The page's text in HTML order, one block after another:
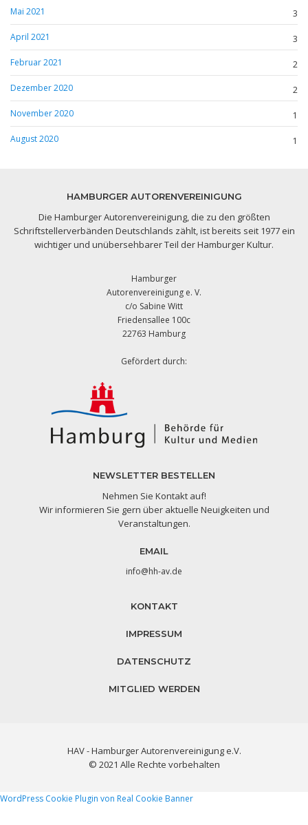
Mai 2021
3
April 2021
3
Februar 2021
2
Dezember 2020
2
November 2020
1
August 2020
1
HAMBURGER AUTORENVEREINIGUNG
Die Hamburger Autorenvereinigung, die zu den größten
Schriftstellerverbänden Deutschlands zählt, ist bereits seit 1977 ein
wichtiger und unübersehbarer Teil der Hamburger Kultur.
Hamburger
Autorenvereinigung e. V.
c/o Sabine Witt
Friedensallee 100c
22763 Hamburg
Gefördert durch:
NEWSLETTER BESTELLEN
Nehmen Sie Kontakt auf!
Wir informieren Sie gern über aktuelle Neuigkeiten und
Veranstaltungen.
EMAIL
info@hh-av.de
KONTAKT
IMPRESSUM
DATENSCHUTZ
MITGLIED WERDEN
HAV - Hamburger Autorenvereinigung e.V.
© 2021 Alle Rechte vorbehalten
WordPress Cookie Plugin von Real Cookie Banner